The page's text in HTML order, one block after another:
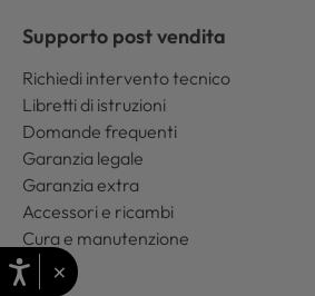
Supporto post vendita
Richiedi intervento tecnico
Libretti di istruzioni
Domande frequenti
Garanzia legale
Garanzia extra
Accessori e ricambi
Cura e manutenzione
×